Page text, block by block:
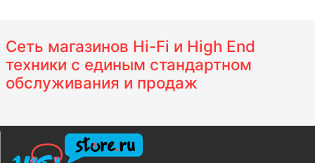
Сеть магазинов Hi-Fi и High End
техники с единым стандартном
обслуживания и продаж